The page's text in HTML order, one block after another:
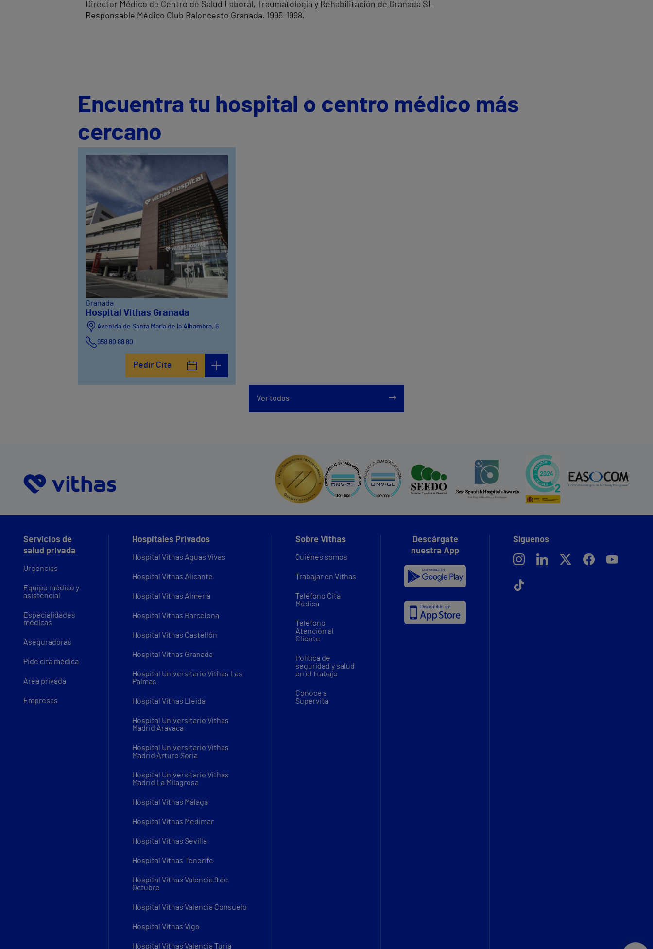
Director Médico de Centro de Salud Laboral, Traumatología y Rehabilitación de Granada SL
Responsable Médico Club Baloncesto Granada. 1995-1998.
Encuentra tu hospital o centro médico más
cercano
Granada
Hospital Vithas Granada
Avenida de Santa María de la Alhambra, 6
958 80 88 80
Pedir Cita
Ver todos
Servicios de
salud privada
Urgencias
Equipo médico y
asistencial
Especialidades
médicas
Aseguradoras
Pide cita médica
Área privada
Empresas
Hospitales Privados
Hospital Vithas Aguas Vivas
Hospital Vithas Alicante
Hospital Vithas Almería
Hospital Vithas Barcelona
Hospital Vithas Castellón
Hospital Vithas Granada
Hospital Universitario Vithas Las
Palmas
Hospital Vithas Lleida
Hospital Universitario Vithas
Madrid Aravaca
Hospital Universitario Vithas
Madrid Arturo Soria
Hospital Universitario Vithas
Madrid La Milagrosa
Hospital Vithas Málaga
Hospital Vithas Medimar
Hospital Vithas Sevilla
Hospital Vithas Tenerife
Hospital Vithas Valencia 9 de
Octubre
Hospital Vithas Valencia Consuelo
Hospital Vithas Vigo
Hospital Vithas Valencia Turia
Sobre Vithas
Quiénes somos
Trabajar en Vithas
Teléfono Cita
Médica
Teléfono
Atención al
Cliente
Política de
seguridad y salud
en el trabajo
Conoce a
Supervita
Descárgate
nuestra App
Síguenos